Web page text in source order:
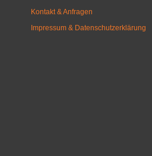
Kontakt & Anfragen
Impressum & Datenschutzerklärung